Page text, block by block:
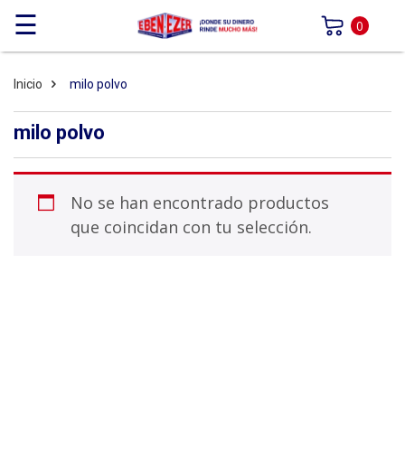
☰ 0
Inicio milo polvo
milo polvo
No se han encontrado productos
que coincidan con tu selección.